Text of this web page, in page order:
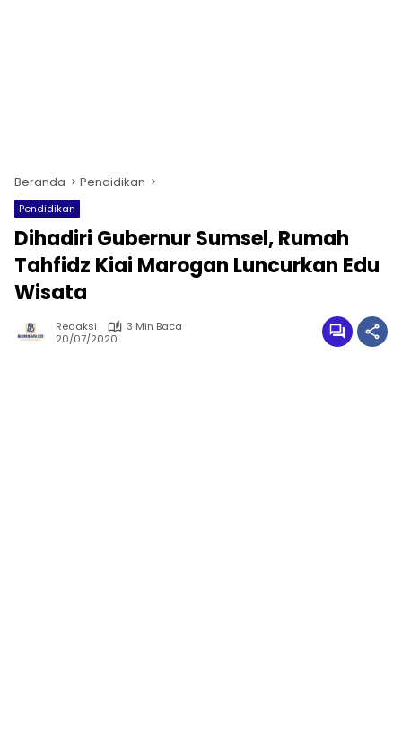
Beranda Pendidikan
Pendidikan
Dihadiri Gubernur Sumsel, Rumah
Tahfidz Kiai Marogan Luncurkan Edu
Wisata
Redaksi
3 Min Baca
20/07/2020